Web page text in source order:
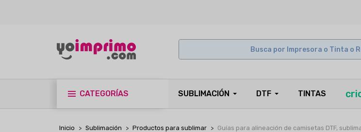
CATEGORÍAS SUBLIMACIÓN DTF TINTAS
Inicio Sublimación Productos para sublimar Guías para alineación de camisetas DTF,